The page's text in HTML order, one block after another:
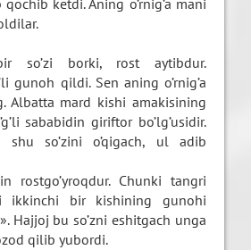
ketdi. Aning o’rnig’a mani
so’zi borki, rost aytibdur.
gunoh qildi. Sen aning o’rnig’a
Albatta mard kishi amakisining
sababidin giriftor bo’lg’usidir.
shu so’zini o’qigach, ul adib
rostgo’yroqdur. Chunki tangri
ikkinchi bir kishining gunohi
Hajjoj bu so’zni eshitgach unga
qilib yubordi.